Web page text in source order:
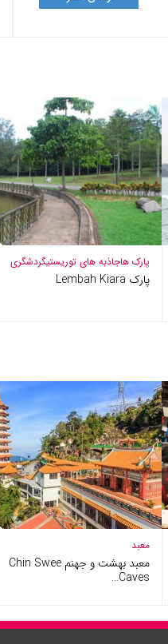
پارک هاجاذبه های توریستیگردشگری
پارک Lembah Kiara
معبد
معبد بهشت و جهنم Chin Swee
Caves…